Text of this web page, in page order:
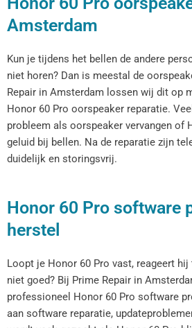
Amsterdam
Kun je tijdens het bellen de andere
niet horen? Dan is meestal de
Repair in Amsterdam lossen wij dit op
Honor 60 Pro oorspeaker reparatie.
probleem als oorspeaker vervangen of
geluid bij bellen. Na de reparatie zijn
duidelijk en storingsvrij.
Honor 60 Pro software
herstel
Loopt je Honor 60 Pro vast, reageert
niet goed? Bij Prime Repair in
professioneel Honor 60 Pro software
aan software reparatie,